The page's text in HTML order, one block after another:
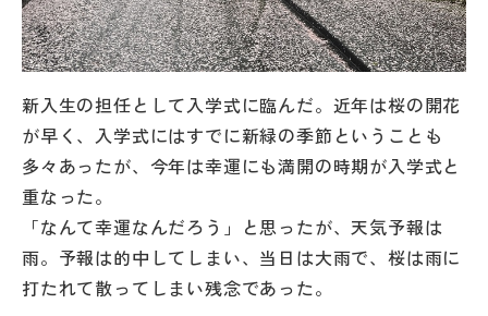
特集
NettyLandかわら版
その他
お問い合わせ
個人情報保護方針
新入生の担任として入学式に臨んだ。近年は桜の開花
が早く、入学式にはすでに新緑の季節ということも
多々あったが、今年は幸運にも満開の時期が入学式と
重なった。
「なんて幸運なんだろう」と思ったが、天気予報は
雨。予報は的中してしまい、当日は大雨で、桜は雨に
打たれて散ってしまい残念であった。